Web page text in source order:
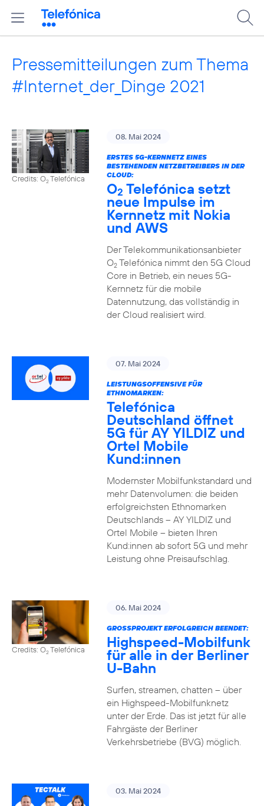
Pressemitteilungen zum Thema
#Internet_der_Dinge 2021
Credits: O2Telefónica
08. Mai 2024
ERSTES 5G-KERNNETZ EINES
BESTEHENDEN NETZBETREIBERS IN DER
CLOUD:
O2 Telefónica setzt
neue Impulse im
Kernnetz mit Nokia
und AWS
Der Telekommunikationsanbieter
O2Telefónica nimmt den 5G Cloud
Core in Betrieb, ein neues 5G-
Kernnetz für die mobile
Datennutzung, das vollständig in
der Cloud realisiert wird.
07. Mai 2024
LEISTUNGSOFFENSIVE FÜR
ETHNOMARKEN:
Telefónica
Deutschland öffnet
5G für AY YILDIZ und
Ortel Mobile
Kund:innen
Modernster Mobilfunkstandard und
mehr Datenvolumen: die beiden
erfolgreichsten Ethnomarken
Deutschlands – AY YILDIZ und
Ortel Mobile – bieten Ihren
Kund:innen ab sofort 5G und mehr
Leistung ohne Preisaufschlag.
Credits: O2Telefónica
06. Mai 2024
GROSSPROJEKT ERFOLGREICH BEENDET:
Highspeed-Mobilfunk
für alle in der Berliner
U-Bahn
Surfen, streamen, chatten – über
ein Highspeed-Mobilfunknetz
unter der Erde. Das ist jetzt für alle
Fahrgäste der Berliner
Verkehrsbetriebe (BVG) möglich.
03. Mai 2024